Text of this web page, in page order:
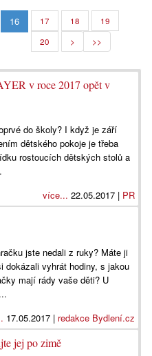
16 17 18
19
20
> >>
v roce 2017 opět v
do školy? I když je září
dětského pokoje je třeba
rostoucích dětských stolů a
více... 22.05.2017 | PR
jste nedali z ruky? Máte ji
dokázali vyhrát hodiny, s jakou
mají rády vaše děti? U
17.05.2017 | redakce Bydlení.cz
jej po zimě